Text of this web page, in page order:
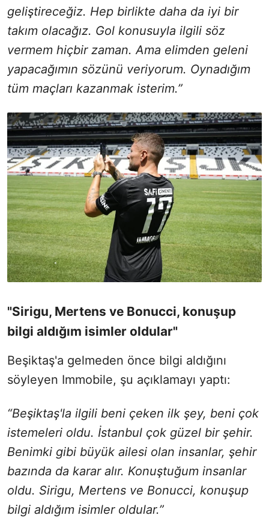
geliştireceğiz. Hep birlikte daha da iyi bir
takım olacağız. Gol konusuyla ilgili söz
vermem hiçbir zaman. Ama elimden geleni
yapacağımın sözünü veriyorum. Oynadığım
tüm maçları kazanmak isterim.”
"Sirigu, Mertens ve Bonucci, konuşup
bilgi aldığım isimler oldular"
Beşiktaş'a gelmeden önce bilgi aldığını
söyleyen Immobile, şu açıklamayı yaptı:
“Beşiktaş'la ilgili beni çeken ilk şey, beni çok
istemeleri oldu. İstanbul çok güzel bir şehir.
Benimki gibi büyük ailesi olan insanlar, şehir
bazında da karar alır. Konuştuğum insanlar
oldu. Sirigu, Mertens ve Bonucci, konuşup
bilgi aldığım isimler oldular.”